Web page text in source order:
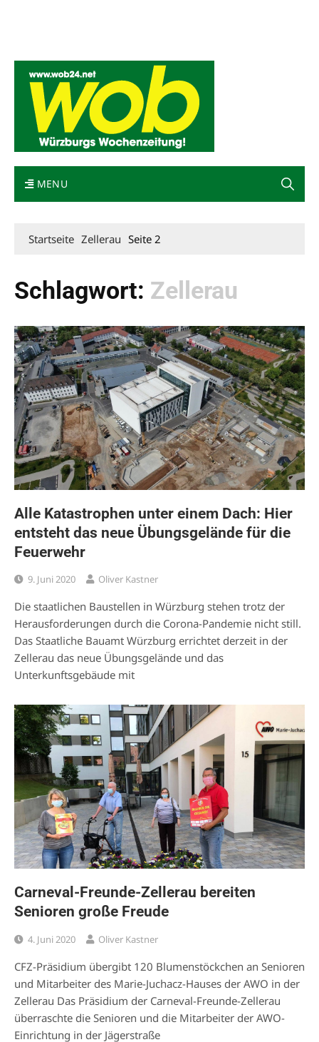
MENU
Startseite Zellerau Seite 2
Schlagwort: Zellerau
Alle Katastrophen unter einem Dach: Hier
entsteht das neue Übungsgelände für die
Feuerwehr
9. Juni 2020 Oliver Kastner
Die staatlichen Baustellen in Würzburg stehen trotz der
Herausforderungen durch die Corona-Pandemie nicht still.
Das Staatliche Bauamt Würzburg errichtet derzeit in der
Zellerau das neue Übungsgelände und das
Unterkunftsgebäude mit
Carneval-Freunde-Zellerau bereiten
Senioren große Freude
4. Juni 2020 Oliver Kastner
CFZ-Präsidium übergibt 120 Blumenstöckchen an Senioren
und Mitarbeiter des Marie-Juchacz-Hauses der AWO in der
Zellerau Das Präsidium der Carneval-Freunde-Zellerau
überraschte die Senioren und die Mitarbeiter der AWO-
Einrichtung in der Jägerstraße